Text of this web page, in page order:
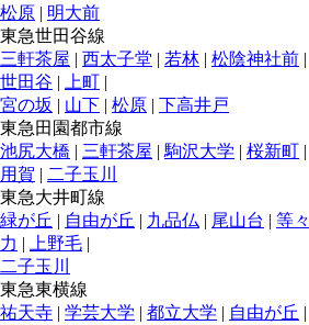
松原 | 明大前
東急世田谷線
三軒茶屋 | 西太子堂 | 若林 | 松陰神社前 |
世田谷 | 上町 |
宮の坂 | 山下 | 松原 | 下高井戸
東急田園都市線
池尻大橋 | 三軒茶屋 | 駒沢大学 | 桜新町 |
用賀 | 二子玉川
東急大井町線
緑が丘 | 自由が丘 | 九品仏 | 尾山台 | 等々
力 | 上野毛 |
二子玉川
東急東横線
祐天寺 | 学芸大学 | 都立大学 | 自由が丘 |